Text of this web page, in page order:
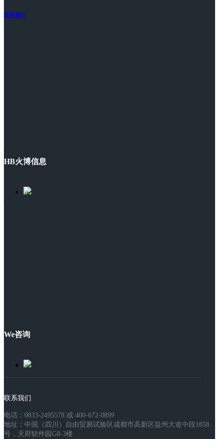
联系我们
HB火博信息
We咨询
联系我们
电话：0833-2495578 或 400-672-0899
地址：中国（四川）自由贸易试验区成都市高新区益州大道中段1858
号，天府软件园G8-3楼